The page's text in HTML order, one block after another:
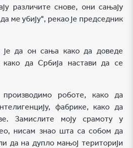
различите снове, они сањају
ме убију", рекао је председник
да он сања како да доведе
да Србија настави да се
роботе, како да
фабрике, како да
Замислите моју срамоту у
нисам знао шта са собом да
да на дупло мањој територији